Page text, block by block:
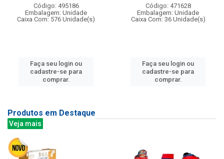
Código: 495186
Embalagem: Unidade
Caixa Com: 576 Unidade(s)
Faça seu login ou
cadastre-se para
comprar.
Código: 471628
Embalagem: Unidade
Caixa Com: 36 Unidade(s)
Faça seu login ou
cadastre-se para
comprar.
Produtos em Destaque
Veja mais